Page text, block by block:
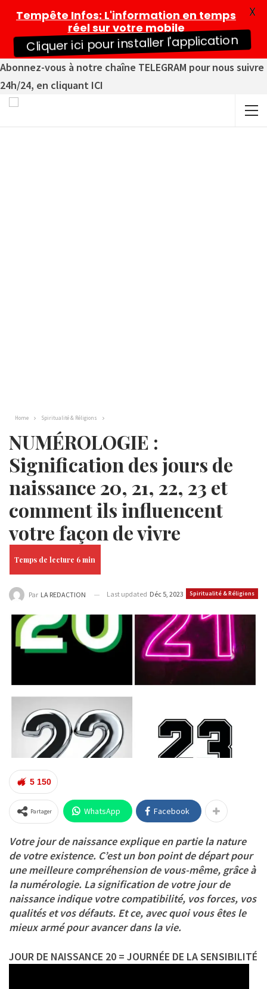
Abonnez-vous à notre chaîne TELEGRAM pour nous suivre
24h/24, en cliquant ICI
Home Spiritualité & Réligions
NUMÉROLOGIE :
Signification des jours de
naissance 20, 21, 22, 23 et
comment ils influencent
votre façon de vivre
Spiritualité & Réligions
Par LA REDACTION Last updated Déc 5, 2023
5 150
Partager WhatsApp Facebook
Votre jour de naissance explique en partie la nature
de votre existence. C’est un bon point de départ pour
une meilleure compréhension de vous-même, grâce à
la numérologie. La signification de votre jour de
naissance indique votre compatibilité, vos forces, vos
qualités et vos défauts. Et ce, avec quoi vous êtes le
mieux armé pour avancer dans la vie.
JOUR DE NAISSANCE 20 = JOURNÉE DE LA SENSIBILITÉ
Tempête Infos: L'information en temps
réel sur votre mobile
Cliquer ici pour installer l'application
X